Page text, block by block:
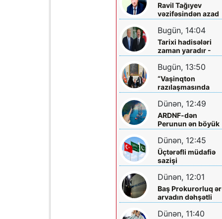
Ravil Tağıyev
vəzifəsindən azad
edildi
Bugün, 14:04
Tarixi hadisələri
zaman yaradır -
Tarixi dönüşləri isə
liderlər!
Bugün, 13:50
“Vaşinqton
razılaşmasında
Trampın rolu
qədər böyükdür”
Dünən, 12:49
ARDNF-dən
Perunun ən böyük
şirkətinə
Dünən, 12:45
Üçtərəfli müdafiə
sazişi
imzalayacaqlar
Dünən, 12:01
Baş Prokurorluq
arvadın dəhşətli
ölümü ilə bağlı -
Məlumat yaydı
Dünən, 11:40